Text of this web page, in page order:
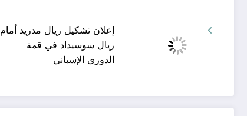
إعلان تشكيل ريال مدريد أمام
ريال سوسيداد في قمة
الدوري الإسباني